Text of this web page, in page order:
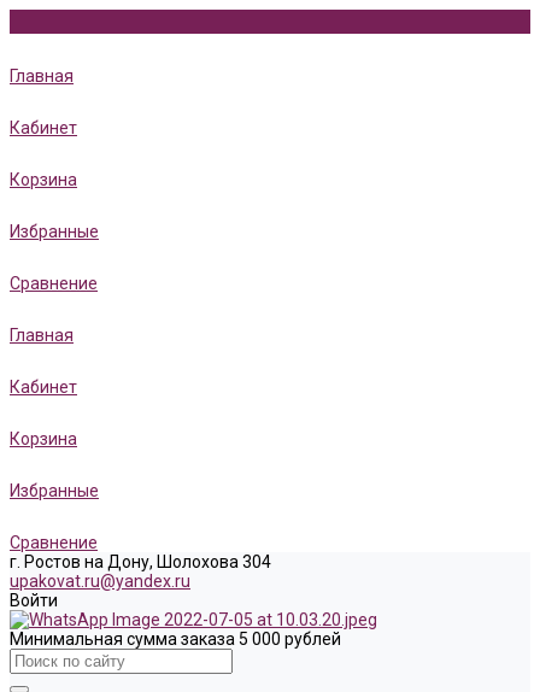
Главная
Кабинет
Корзина
Избранные
Сравнение
Главная
Кабинет
Корзина
Избранные
Сравнение
г. Ростов на Дону, Шолохова 304
upakovat.ru@yandex.ru
Войти
Минимальная сумма заказа 5 000 рублей